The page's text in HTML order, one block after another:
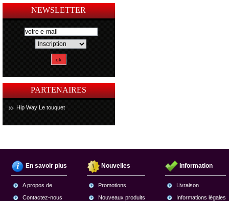
NEWSLETTER
PARTENAIRES
Hip Way Le touquet
En savoir plus
A propos de
Contactez-nous
Nouvelles
Promotions
Nouveaux produits
Information
Livraison
Informations légales